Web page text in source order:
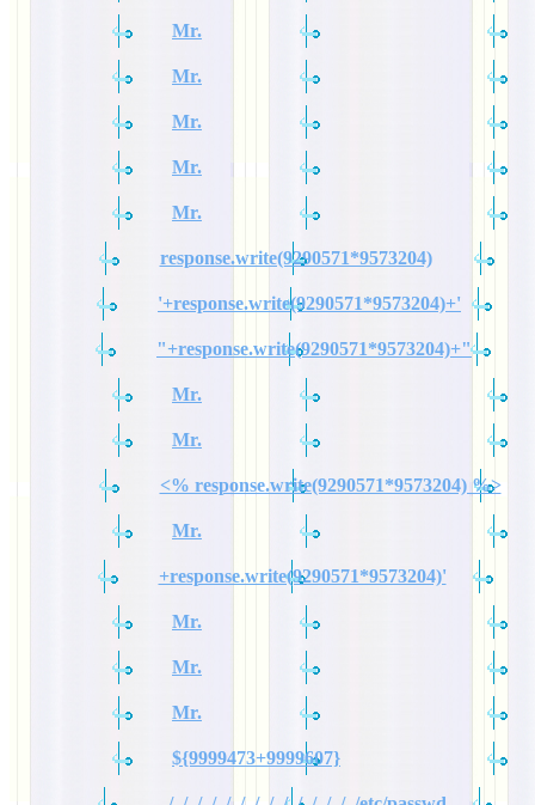
Mr.
Mr.
Mr.
Mr.
Mr.
response.write(9290571*9573204)
'+response.write(9290571*9573204)+'
"+response.write(9290571*9573204)+"
Mr.
Mr.
<% response.write(9290571*9573204) %>
Mr.
+response.write(9290571*9573204)'
Mr.
Mr.
Mr.
${9999473+9999607}